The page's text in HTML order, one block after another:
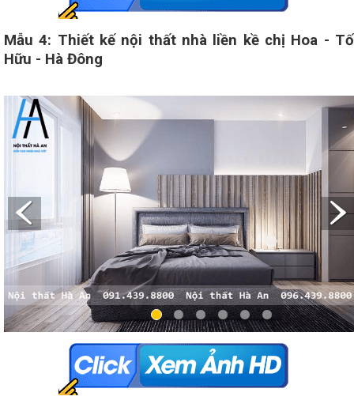
Mẫu 4: Thiết kế nội thất nhà liền kề chị Hoa - Tố
Hữu - Hà Đông